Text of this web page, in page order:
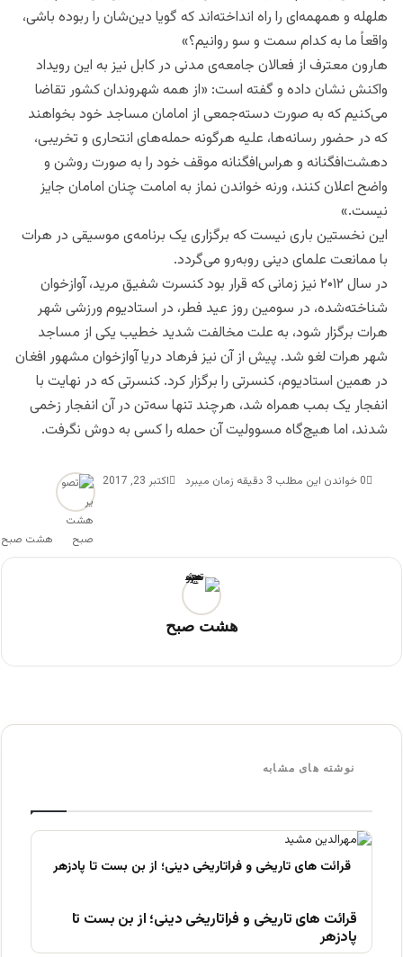
هلهله‌ و همهمه‌ای را راه انداخته‌اند که گویا دین‌شان را ربوده باشی،
واقعاً ما به کدام سمت و سو روانیم؟»
هارون معترف از فعالان جامعه‌ی مدنی در کابل نیز به این رویداد
واکنش نشان داده و گفته است: «از همه شهروندان کشور تقاضا
می‌کنیم که به صورت دسته‌جمعی از امامان مساجد خود بخواهند
که در حضور رسانه‌ها، علیه هرگونه حمله‌های انتحاری و تخریبی،
دهشت‌افگنانه و هراس‌افگنانه موقف خود را به صورت روشن و
واضح اعلان کنند، ورنه خواندن نماز به امامت چنان امامان جایز
نیست.»
این نخستین باری نیست که برگزاری یک برنامه‌ی موسیقی در هرات
با ممانعت علمای دینی روبه‌رو می‌گردد.
در سال ۲۰۱۲ نیز زمانی که قرار بود کنسرت شفیق مرید، آوازخوان
شناخته‌شده، در سومین روز عید فطر، در استادیوم ورزشی شهر
هرات برگزار شود، به علت مخالفت شدید خطیب یکی از مساجد
شهر هرات لغو شد. پیش از آن نیز فرهاد دریا آوازخوان مشهور افغان
در همین استادیوم، کنسرتی را برگزار کرد. کنسرتی که در نهایت با
انفجار یک بمب همراه شد، هر‌چند تنها سه‌تن در آن انفجار زخمی
شدند، اما هیچ‌گاه مسوولیت آن حمله را کسی به دوش نگرفت.
هشت صبح
اکتبر 23, 2017 0 خواندن این مطلب 3 دقیقه زمان میبرد
هشت صبح
نوشته های مشابه
قرائت های تاریخی و فراتاریخی دینی؛ از بن بست تا
پادزهر